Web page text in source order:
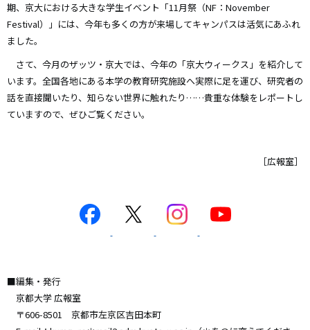
期、京大における大きな学生イベント「11月祭（NF：November
Festival）」には、今年も多くの方が来場してキャンパスは活気にあふれ
ました。
さて、今月のザッツ・京大では、今年の「京大ウィークス」を紹介して
います。全国各地にある本学の教育研究施設へ実際に足を運び、研究者の
話を直接聞いたり、知らない世界に触れたり……貴重な体験をレポートし
ていますので、ぜひご覧ください。
［広報室］
■編集・発行
京都大学 広報室
〒606-8501 京都市左京区吉田本町